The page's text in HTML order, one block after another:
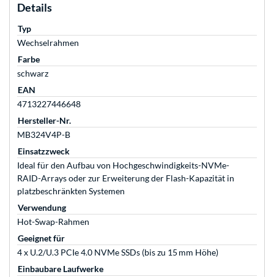
Details
Typ
Wechselrahmen
Farbe
schwarz
EAN
4713227446648
Hersteller-Nr.
MB324V4P-B
Einsatzzweck
Ideal für den Aufbau von Hochgeschwindigkeits-NVMe-
RAID-Arrays oder zur Erweiterung der Flash-Kapazität in
platzbeschränkten Systemen
Verwendung
Hot-Swap-Rahmen
Geeignet für
4 x U.2/U.3 PCIe 4.0 NVMe SSDs (bis zu 15 mm Höhe)
Einbaubare Laufwerke